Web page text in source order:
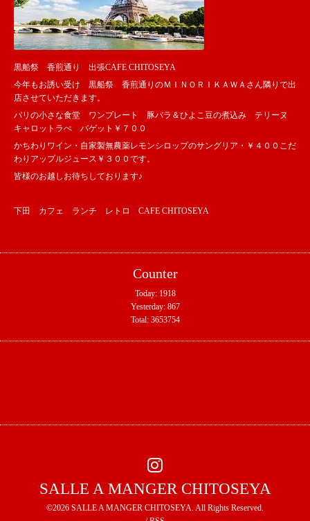
黒船祭 香煎通り 出張CAFE CHITOSEYA
今年もお誘い受け 黒船祭 香煎通りのＭＩＮＯＲＩＫＡＷＡさん隣りで出
店させていただきます。
パリの小さな食堂 ワンプレート 豚バラ＆ひよこ豆の煮込み テリーヌ
キャロットラぺ バゲット￥７００
かちわりワイン・自家製無農薬レモンシロップのサングリア・￥４００こだ
わりアップルジュース￥３００です。
皆様のお越しお待ちしております♪
下田 カフェ ランチ レトロ CAFE CHITOSEYA
Counter
Today: 1918
Yesterday: 867
Total: 3653754
SALLE A MANGER CHITOSEYA
©2026 SALLE A MANGER CHITOSEYA. All Rights Reserved.